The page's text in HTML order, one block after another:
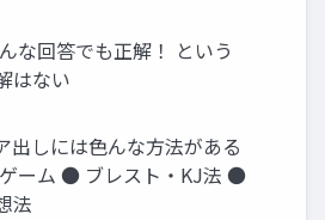
な回答でも正解！ という
はない
出しには⾊んな⽅法がある
ーム ● ブレスト・KJ法 ●
法